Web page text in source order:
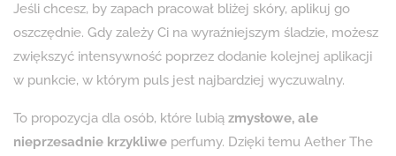
Jeśli chcesz, by zapach pracował bliżej skóry, aplikuj go
oszczędnie. Gdy zależy Ci na wyraźniejszym śladzie, możesz
zwiększyć intensywność poprzez dodanie kolejnej aplikacji
w punkcie, w którym puls jest najbardziej wyczuwalny.
To propozycja dla osób, które lubią zmysłowe, ale
nieprzesadnie krzykliwe perfumy. Dzięki temu Aether The